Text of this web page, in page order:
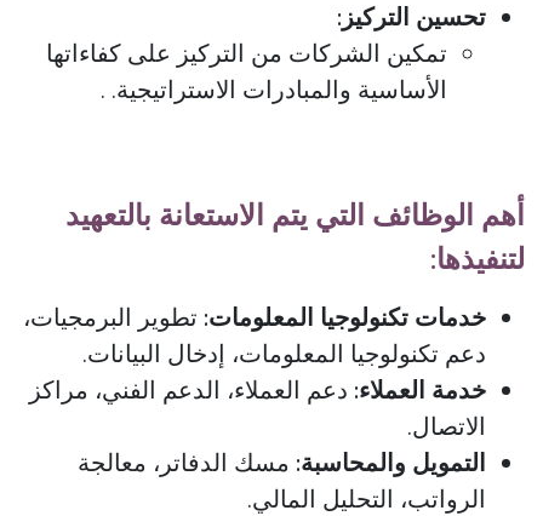
تحسين التركيز:
تمكين الشركات من التركيز على كفاءاتها
الأساسية والمبادرات الاستراتيجية. .
أهم الوظائف التي يتم الاستعانة بالتعهيد
لتنفيذها:
خدمات تكنولوجيا المعلومات: تطوير البرمجيات،
دعم تكنولوجيا المعلومات، إدخال البيانات.
خدمة العملاء: دعم العملاء، الدعم الفني، مراكز
الاتصال.
التمويل والمحاسبة: مسك الدفاتر، معالجة
الرواتب، التحليل المالي.